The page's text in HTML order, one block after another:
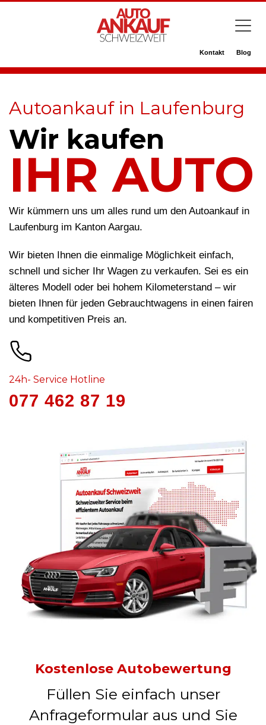
Kontakt Blog
Autoankauf in Laufenburg
Wir kaufen
IHR AUTO
Wir kümmern uns um alles rund um den Autoankauf in
Laufenburg im Kanton Aargau.
Wir bieten Ihnen die einmalige Möglichkeit einfach,
schnell und sicher Ihr Wagen zu verkaufen. Sei es ein
älteres Modell oder bei hohem Kilometerstand – wir
bieten Ihnen für jeden Gebrauchtwagens in einen fairen
und kompetitiven Preis an.
24h- Service Hotline
077 462 87 19
Kostenlose Autobewertung
Füllen Sie einfach unser
Anfrageformular aus und Sie